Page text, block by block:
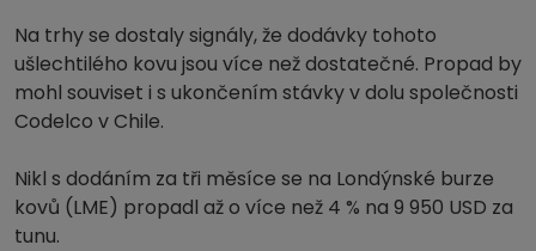
Na trhy se dostaly signály, že dodávky tohoto
ušlechtilého kovu jsou více než dostatečné. Propad by
mohl souviset i s ukončením stávky v dolu společnosti
Codelco v Chile.
Nikl s dodáním za tři měsíce se na Londýnské burze
kovů (LME) propadl až o více než 4 % na 9 950 USD za
tunu.